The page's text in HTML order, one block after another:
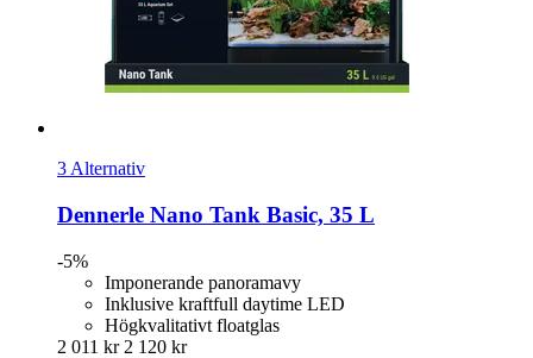
3 Alternativ
Dennerle Nano Tank Basic, 35 L
-5%
Imponerande panoramavy
Inklusive kraftfull daytime LED
Högkvalitativt floatglas
2 011 kr 2 120 kr